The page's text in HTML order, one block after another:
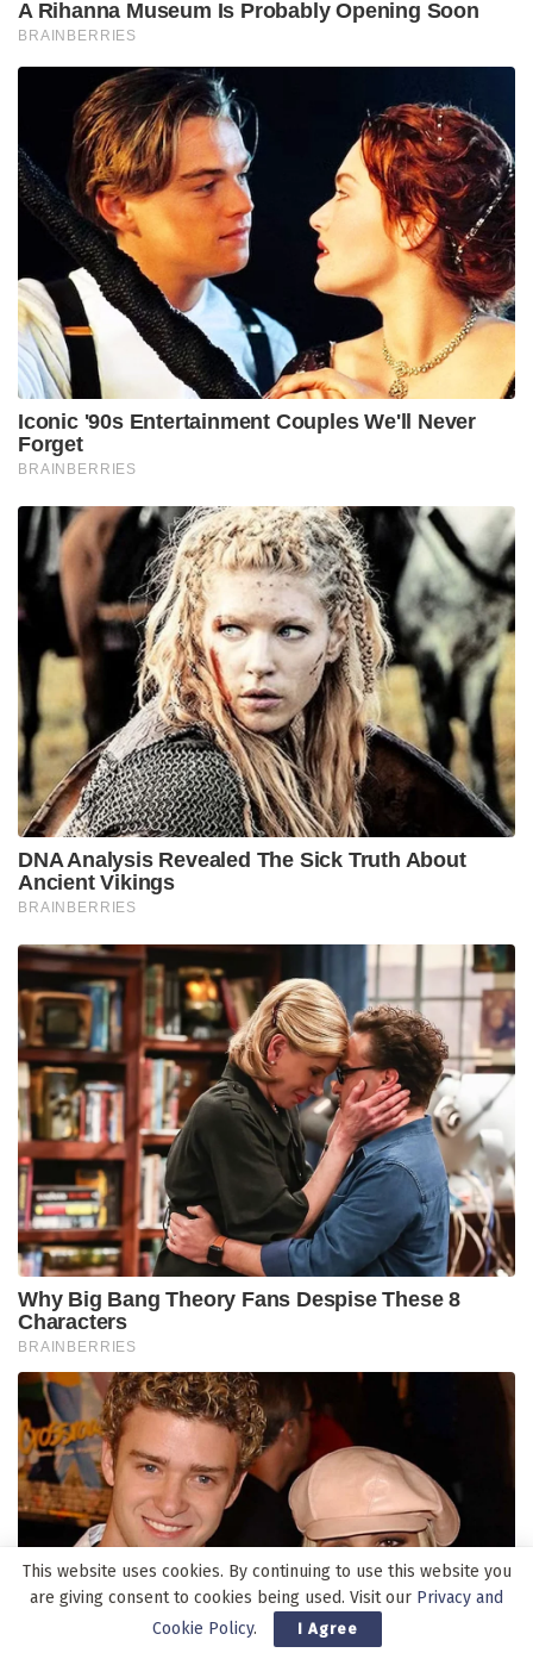
This website uses cookies. By continuing to use this website you
are giving consent to cookies being used. Visit our Privacy and
Cookie Policy. I Agree